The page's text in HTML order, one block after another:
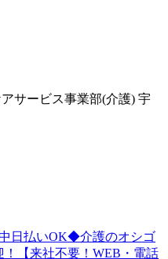
サービス事業部(介護) 宇
日払いOK◆介護のオシゴ
！【来社不要！WEB・電話